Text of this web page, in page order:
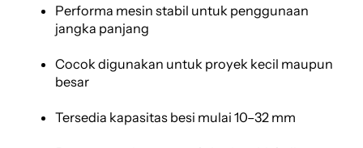
Performa mesin stabil untuk penggunaan
jangka panjang
Cocok digunakan untuk proyek kecil maupun
besar
Tersedia kapasitas besi mulai 10–32 mm